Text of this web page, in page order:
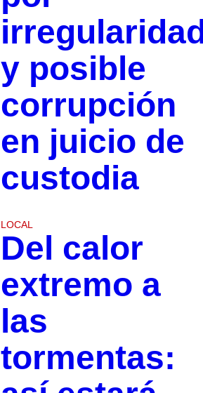
y posible
corrupción
en juicio de
custodia
LOCAL
Del calor
extremo a
las
tormentas: